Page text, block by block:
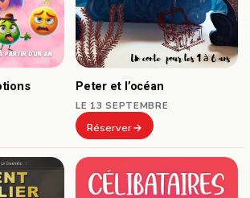
Peter et l’océan
LE 13 SEPTEMBRE
Réserver